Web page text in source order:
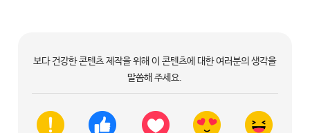
보다 건강한 콘텐츠 제작을 위해 이 콘텐츠에 대한 여러분의 생각을
말씀해 주세요.